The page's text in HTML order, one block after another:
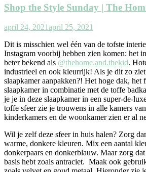
Shop the Style Sunday | The
april 24, 2021april 25, 2021
Dit is misschien wel één van de tofste
Instagram voorbij hebben zien komen: het
beter bekend als @thehome.and.thekid.
industrieel en ook kleurrijk! Als je dit zo
slaapkamer aanpakken?! Het hoge dak, het
slaapkamer in combinatie met de toffe
je je in deze slaapkamer in een super-de-
toffe sfeer zie je trouwens in alle kamers
kinderkamers en de woonkamer zien er al
Wil je zelf deze sfeer in huis halen? Zorg
warme, donkere kleuren. Mix een aantal
donkerpaars en donkerblauw. Maar zorg
basis hebt zoals antraciet. Maak ook